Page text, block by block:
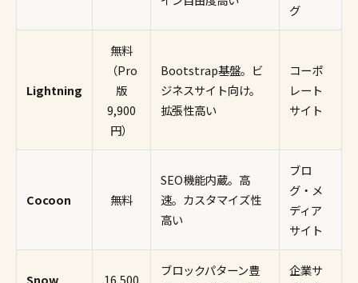
グ
Lightning
無料
（Pro
版
9,900
円）
Bootstrap基盤。ビ
ジネスサイト向け。
拡張性高い
コーポ
レート
サイト
Cocoon 無料
SEO機能内蔵。高
速。カスタマイズ性
高い
ブロ
グ・メ
ディア
サイト
Snow
16,500
ブロックパターン豊
企業サ